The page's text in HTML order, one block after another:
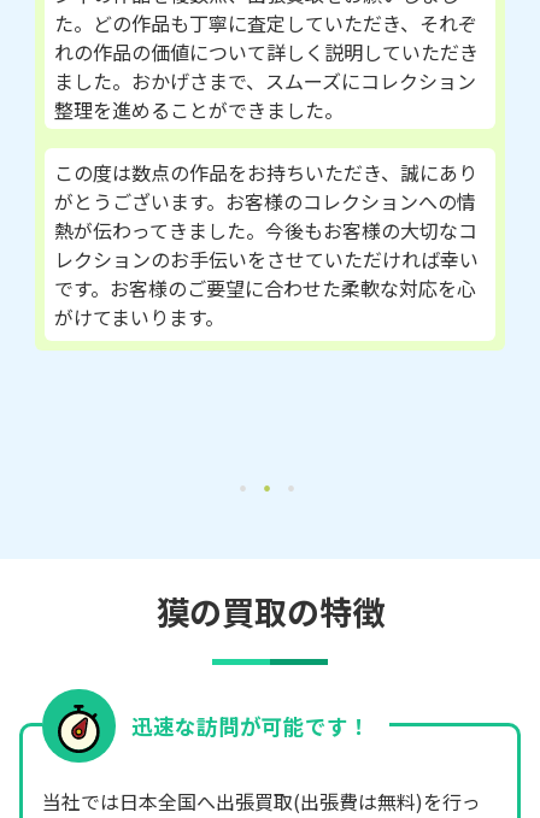
た。どの作品も丁寧に査定していただき、それぞ
れの作品の価値について詳しく説明していただき
ました。おかげさまで、スムーズにコレクション
整理を進めることができました。
この度は数点の作品をお持ちいただき、誠にあり
がとうございます。お客様のコレクションへの情
熱が伝わってきました。今後もお客様の大切なコ
レクションのお手伝いをさせていただければ幸い
です。お客様のご要望に合わせた柔軟な対応を心
がけてまいります。
獏の買取の特徴
迅速な訪問が可能です！
当社では日本全国へ出張買取(出張費は無料)を行っ